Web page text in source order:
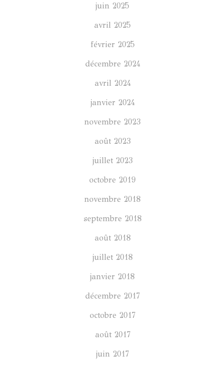
juin 2025
avril 2025
février 2025
décembre 2024
avril 2024
janvier 2024
novembre 2023
août 2023
juillet 2023
octobre 2019
novembre 2018
septembre 2018
août 2018
juillet 2018
janvier 2018
décembre 2017
octobre 2017
août 2017
juin 2017